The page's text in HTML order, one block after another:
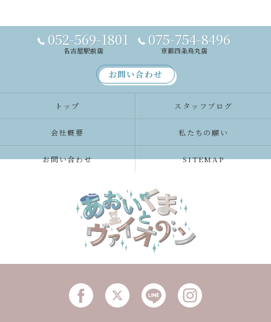
052-569-1801
名古屋駅前店
075-754-8496
京都四条烏丸店
お問い合わせ
トップ スタッフブログ
会社概要 私たちの願い
お問い合わせ SITEMAP